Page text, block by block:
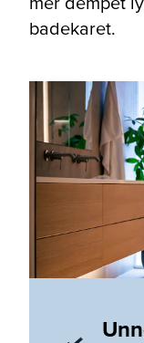
badekaret.